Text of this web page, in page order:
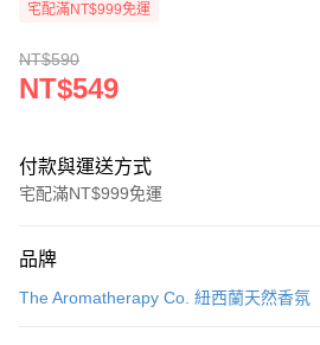
宅配滿NT$999免運
NT$590
NT$549
付款與運送方式
宅配滿NT$999免運
信用卡一次付款
品牌
The Aromatherapy Co. 紐西蘭天然香氛